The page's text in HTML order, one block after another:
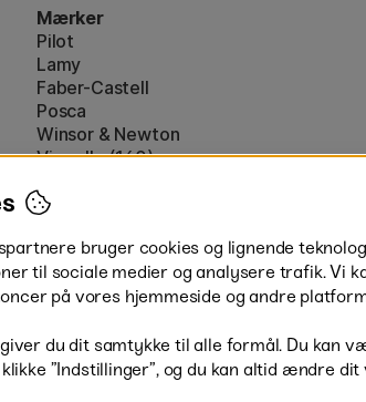
Mærker
Pilot
Lamy
Faber-Castell
Posca
Winsor & Newton
Visa alle (160)
og sikkert
bruger cookies og lignende
til sociale medier og analysere trafik. Vi
på vores hjemmeside og andre
du dit samtykke til alle formål. Du kan
”Indstillinger”, og du kan altid ændre